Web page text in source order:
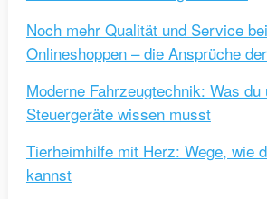
Noch mehr Qualität und Service
Onlineshoppen – die Ansprüche
Moderne Fahrzeugtechnik: Was du
Steuergeräte wissen musst
Tierheimhilfe mit Herz: Wege, wie
kannst